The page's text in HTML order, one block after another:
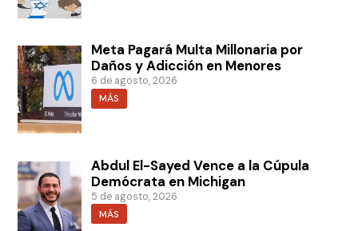
Meta Pagará Multa Millonaria por
Daños y Adicción en Menores
6 de agosto, 2026
MÁS
Abdul El-Sayed Vence a la Cúpula
Demócrata en Michigan
5 de agosto, 2026
MÁS